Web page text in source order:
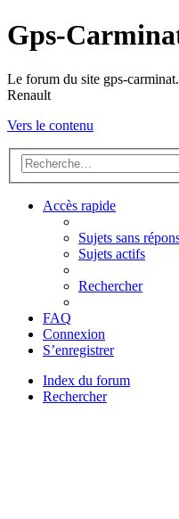
Gps-
Le forum du site gps-
Renault
Vers le contenu
Accès rapide
Sujets sans
Sujets actifs
Rechercher
FAQ
Connexion
S’enregistrer
Index du forum
Rechercher